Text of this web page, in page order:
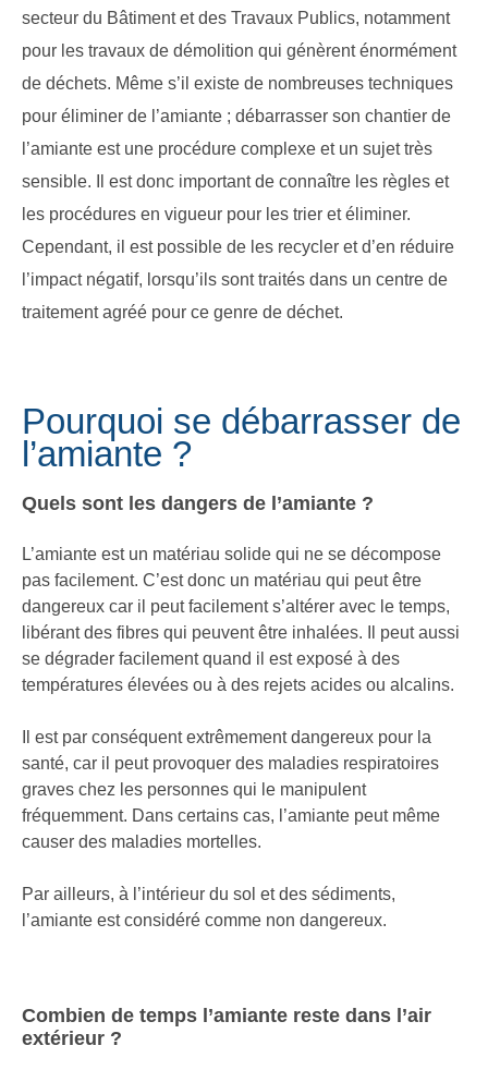
secteur du Bâtiment et des Travaux Publics, notamment
pour les travaux de démolition qui génèrent énormément
de déchets. Même s’il existe de nombreuses techniques
pour éliminer de l’amiante ; débarrasser son chantier de
l’amiante est une procédure complexe et un sujet très
sensible. Il est donc important de connaître les règles et
les procédures en vigueur pour les trier et éliminer.
Cependant, il est possible de les recycler et d’en réduire
l’impact négatif, lorsqu’ils sont traités dans un centre de
traitement agréé pour ce genre de déchet.
Pourquoi se débarrasser de
l’amiante ?
Quels sont les dangers de l’amiante ?
L’amiante est un matériau solide qui ne se décompose
pas facilement. C’est donc un matériau qui peut être
dangereux car il peut facilement s’altérer avec le temps,
libérant des fibres qui peuvent être inhalées. Il peut aussi
se dégrader facilement quand il est exposé à des
températures élevées ou à des rejets acides ou alcalins.
Il est par conséquent extrêmement dangereux pour la
santé, car il peut provoquer des maladies respiratoires
graves chez les personnes qui le manipulent
fréquemment. Dans certains cas, l’amiante peut même
causer des maladies mortelles.
Par ailleurs, à l’intérieur du sol et des sédiments,
l’amiante est considéré comme non dangereux.
Combien de temps l’amiante reste dans l’air
extérieur ?